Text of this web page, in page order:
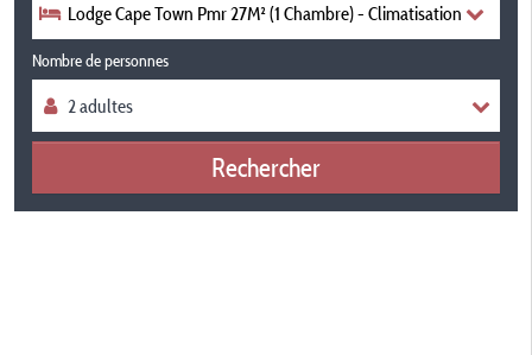
Lodge Cape Town Pmr 27M² (1 Chambre) - Climatisation
Nombre de personnes
Rechercher